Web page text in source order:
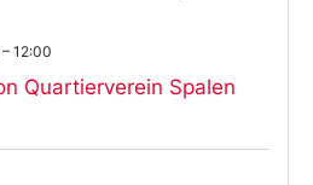
Quartierverein Spalen
– 12:00